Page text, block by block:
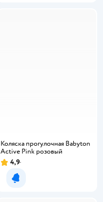
Коляска прогулочная Babyton
Active Pink розовый
4,9
Уведомить о появлении